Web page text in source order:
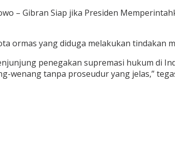
– Gibran Siap jika Presiden
yang diduga melakukan tindakan
penegakan supremasi hukum di
wenang tanpa proseudur yang jelas,”